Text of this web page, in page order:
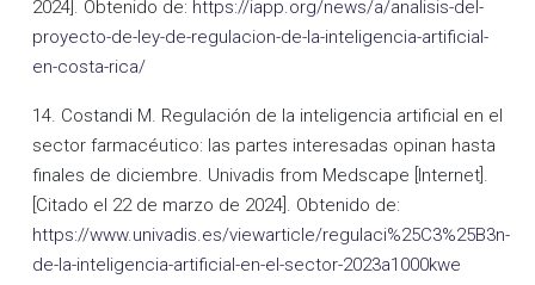
2024]. Obtenido de: https://iapp.org/news/a/analisis-del-
proyecto-de-ley-de-regulacion-de-la-inteligencia-artificial-
en-costa-rica/
14. Costandi M. Regulación de la inteligencia artificial en el
sector farmacéutico: las partes interesadas opinan hasta
finales de diciembre. Univadis from Medscape [Internet].
[Citado el 22 de marzo de 2024]. Obtenido de:
https://www.univadis.es/viewarticle/regulaci%25C3%25B3n-
de-la-inteligencia-artificial-en-el-sector-2023a1000kwe